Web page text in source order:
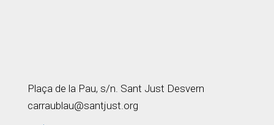
Plaça de la Pau, s/n. Sant Just Desvern
carraublau@santjust.org